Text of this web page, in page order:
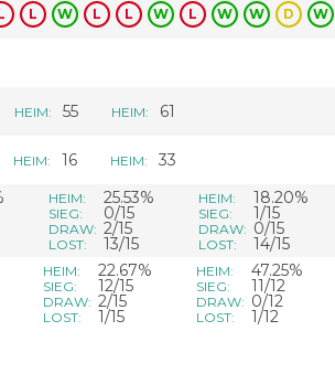
L W L L W L W W D W
HEIM: 55 HEIM: 61
HEIM: 16 HEIM: 33
HEIM: 25.53%
SIEG: 0/15
DRAW: 2/15
LOST: 13/15
HEIM: 18.20%
SIEG: 1/15
DRAW: 0/15
LOST: 14/15
HEIM: 22.67%
SIEG: 12/15
DRAW: 2/15
LOST: 1/15
HEIM: 47.25%
SIEG: 11/12
DRAW: 0/12
LOST: 1/12